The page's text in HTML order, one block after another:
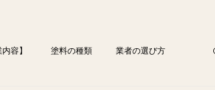
容】 塗料の種類 業者の選び方